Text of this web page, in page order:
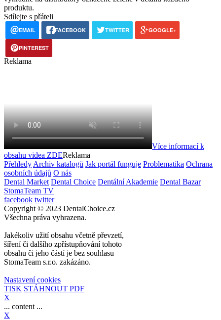
produktu.
Sdílejte s přáteli
EMAIL FACEBOOK TWITTER GOOGLE+
PINTEREST
Reklama
Více informací k
obsahu videa ZDEReklama
Přehledy Archiv katalogů Jak portál funguje Problematika Ochrana
osobních údajů O nás
Dental Market Dental Choice Dentální Akademie Dental Bazar
StomaTeam TV
facebook twitter
Copyright © 2023 DentalChoice.cz
Všechna práva vyhrazena.
Jakékoliv užití obsahu včetně převzetí,
šíření či dalšího zpřístupňování tohoto
obsahu či jeho částí je bez souhlasu
StomaTeam s.r.o. zakázáno.
Nastavení cookies
TISK STÁHNOUT PDF
X
... content ...
X